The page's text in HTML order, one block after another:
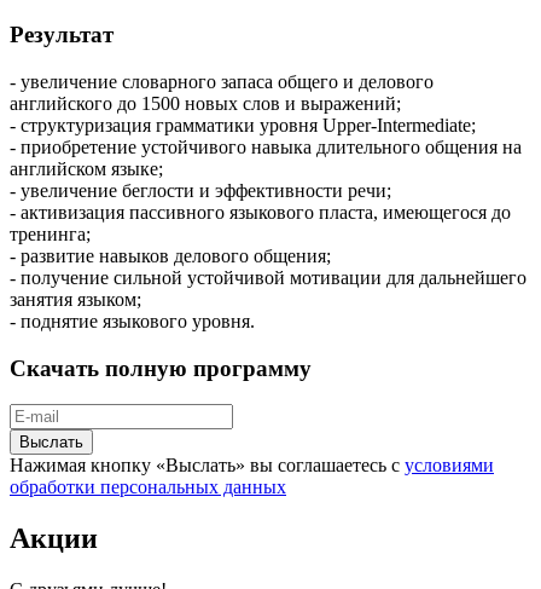
Результат
- увеличение словарного запаса общего и делового
английского до 1500 новых слов и выражений;
- структуризация грамматики уровня Upper-Intermediate;
- приобретение устойчивого навыка длительного общения на
английском языке;
- увеличение беглости и эффективности речи;
- активизация пассивного языкового пласта, имеющегося до
тренинга;
- развитие навыков делового общения;
- получение сильной устойчивой мотивации для дальнейшего
занятия языком;
- поднятие языкового уровня.
Скачать полную программу
Нажимая кнопку «Выслать» вы соглашаетесь с условиями
обработки персональных данных
Акции